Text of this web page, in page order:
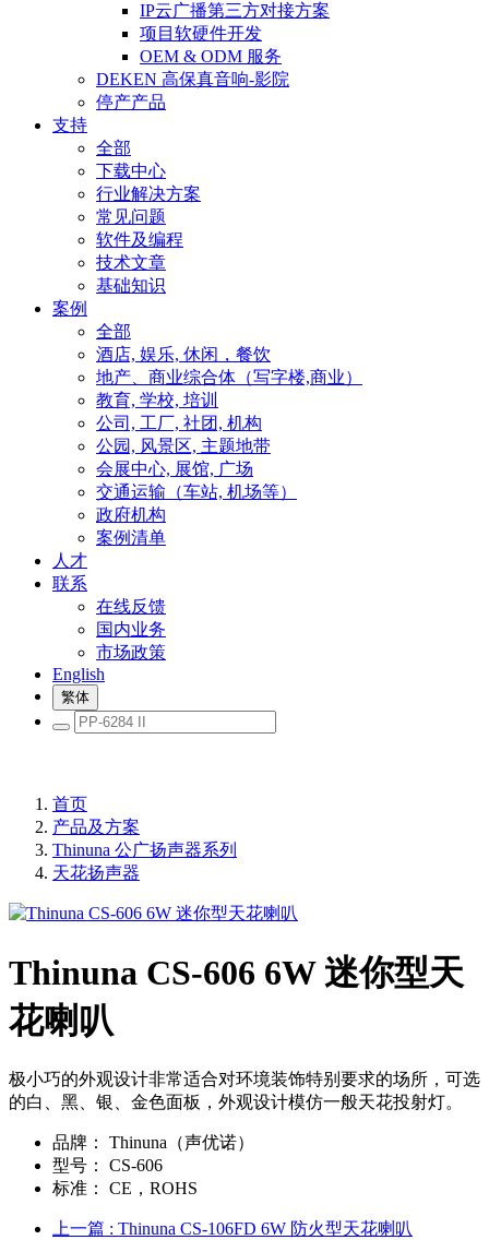
IP云广播第三方对接方案
项目软硬件开发
OEM & ODM 服务
DEKEN 高保真音响-影院
停产产品
支持
全部
下载中心
行业解决方案
常见问题
软件及编程
技术文章
基础知识
案例
全部
酒店, 娱乐, 休闲，餐饮
地产、商业综合体（写字楼,商业）
教育, 学校, 培训
公司, 工厂, 社团, 机构
公园, 风景区, 主题地带
会展中心, 展馆, 广场
交通运输（车站, 机场等）
政府机构
案例清单
人才
联系
在线反馈
国内业务
市场政策
English
繁体
首页
产品及方案
Thinuna 公广扬声器系列
天花扬声器
Thinuna CS-606 6W 迷你型天
花喇叭
极小巧的外观设计非常适合对环境装饰特别要求的场所，可选
的白、黑、银、金色面板，外观设计模仿一般天花投射灯。
品牌：
Thinuna（声优诺）
型号：
CS-606
标准：
CE，ROHS
上一篇 : Thinuna CS-106FD 6W 防火型天花喇叭